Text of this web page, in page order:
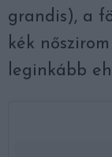
grandis), a
kék
leginkább